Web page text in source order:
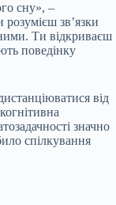
сну», –
зв’язки
Ти відкриваєш
поведінку
від
значно
спілкування